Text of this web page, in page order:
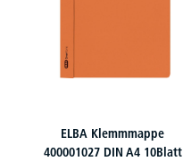
ELBA Klemmmappe
400001027 DIN A4 10Blatt